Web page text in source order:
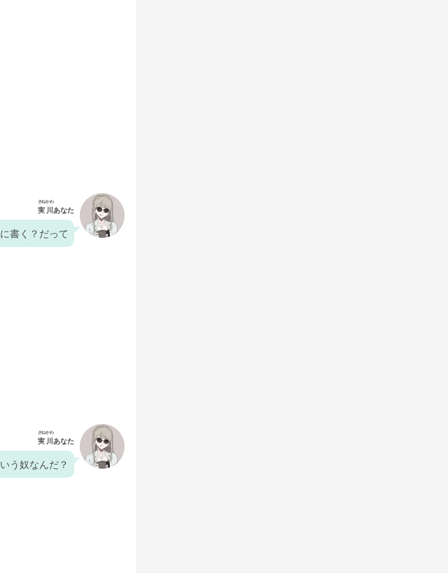
実川
さねかわ
あなた
書く？だって
実川
さねかわ
あなた
う奴なんだ？